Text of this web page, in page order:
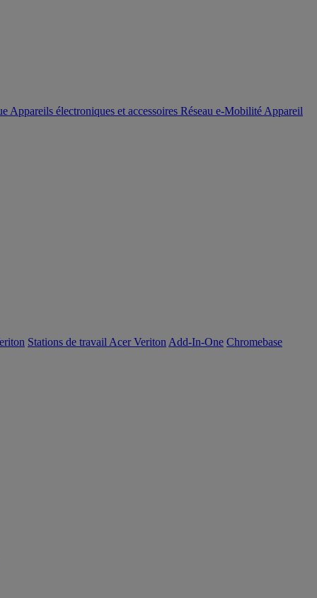
Appareils électroniques et accessoires Réseau e-Mobilité Appareil
Stations de travail Acer Veriton Add-In-One Chromebase